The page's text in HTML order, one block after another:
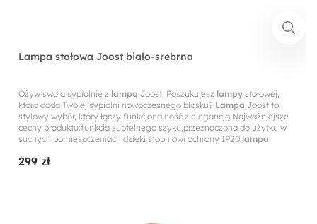
Lampa stołowa Joost biało-srebrna
Ożyw swoją sypialnię z lampą Joost! Poszukujesz lampy stołowej,
która doda Twojej sypialni nowoczesnego blasku? Lampa Joost to
stylowy wybór, który łączy funkcjonalność z elegancją.Najważniejsze
cechy produktu:funkcja subtelnego szyku,przeznaczona do użytku w
suchych pomieszczeniach dzięki stopniowi ochrony IP20,lampa
299 zł